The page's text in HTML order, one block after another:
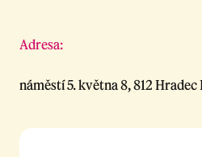
Adresa:
náměstí 5. května 8, 812